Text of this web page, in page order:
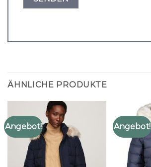
ÄHNLICHE PRODUKTE
Angebot! Angebot!